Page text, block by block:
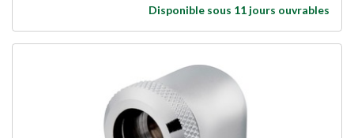
Disponible sous 11 jours ouvrables